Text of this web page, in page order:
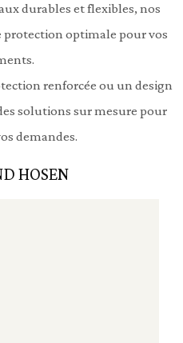
durables et flexibles, nos
optimale pour vos
renforcée ou un design
solutions sur mesure pour
demandes.
HOSEN